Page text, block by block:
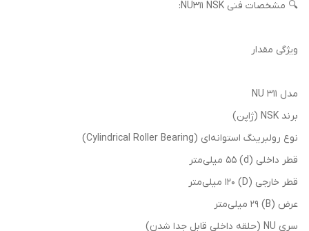
🔍 مشخصات فنی NU311 NSK:
ویژگی مقدار
مدل NU 311
برند NSK (ژاپن)
نوع رولبرینگ استوانه‌ای (Cylindrical Roller Bearing)
قطر داخلی (d) 55 میلی‌متر
قطر خارجی (D) 120 میلی‌متر
عرض (B) 29 میلی‌متر
سری NU (حلقه داخلی قابل جدا شدن)